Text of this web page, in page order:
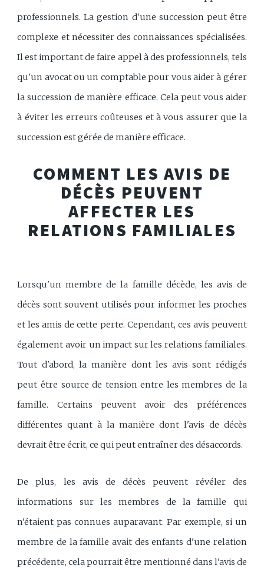
professionnels. La gestion d'une succession peut être
complexe et nécessiter des connaissances spécialisées.
Il est important de faire appel à des professionnels, tels
qu'un avocat ou un comptable pour vous aider à gérer
la succession de manière efficace. Cela peut vous aider
à éviter les erreurs coûteuses et à vous assurer que la
succession est gérée de manière efficace.
COMMENT LES AVIS DE
DÉCÈS PEUVENT
AFFECTER LES
RELATIONS FAMILIALES
Lorsqu'un membre de la famille décède, les avis de
décès sont souvent utilisés pour informer les proches
et les amis de cette perte. Cependant, ces avis peuvent
également avoir un impact sur les relations familiales.
Tout d'abord, la manière dont les avis sont rédigés
peut être source de tension entre les membres de la
famille. Certains peuvent avoir des préférences
différentes quant à la manière dont l'avis de décès
devrait être écrit, ce qui peut entraîner des désaccords.
De plus, les avis de décès peuvent révéler des
informations sur les membres de la famille qui
n'étaient pas connues auparavant. Par exemple, si un
membre de la famille avait des enfants d'une relation
précédente, cela pourrait être mentionné dans l'avis de